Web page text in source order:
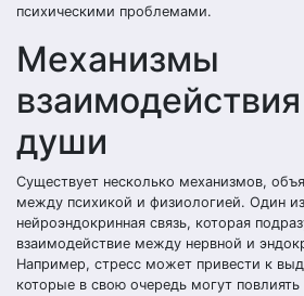
психическими проблемами.
Механизмы
души
Существует несколько механизмов,
между психикой и физиологией. Один из
нейроэндокринная связь, которая
взаимодействие между нервной и
Например, стресс может привести к
которые в свою очередь могут повлиять